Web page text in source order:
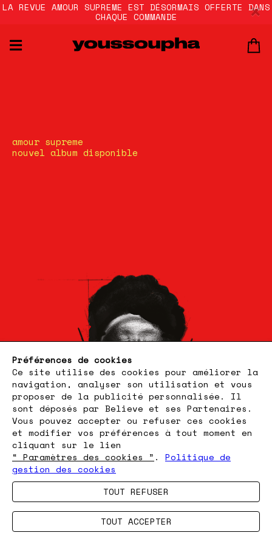
LA REVUE AMOUR SUPREME EST DÉSORMAIS OFFERTE DANS
CHAQUE COMMANDE
Préférences de cookies
Ce site utilise des cookies pour améliorer la
navigation, analyser son utilisation et vous
proposer de la publicité personnalisée. Il
sont déposés par Believe et ses Partenaires.
Vous pouvez accepter ou refuser ces cookies
et modifier vos préférences à tout moment en
cliquant sur le lien
“ Paramètres des cookies ” . Politique de
gestion des cookies
TOUT REFUSER
TOUT ACCEPTER